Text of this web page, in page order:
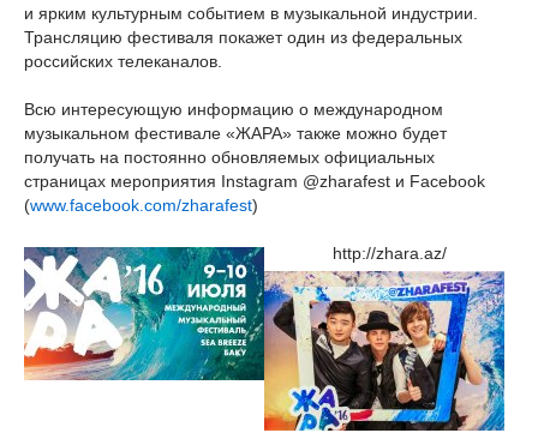
и ярким культурным событием в музыкальной индустрии.
Трансляцию фестиваля покажет один из федеральных
российских телеканалов.
Всю интересующую информацию о международном
музыкальном фестивале «ЖАРА» также можно будет
получать на постоянно обновляемых официальных
страницах мероприятия Instagram @zharafest и Facebook
(www.facebook.com/zharafest)
http://zhara.az/